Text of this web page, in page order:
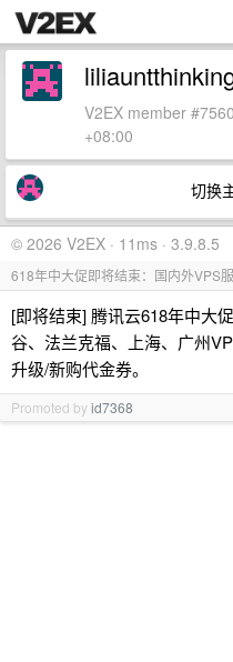
V2EX member
+08:00
切换
© 2026 V2EX · 11ms · 3.9.8.5
618年中大促即将结束：国内外VPS
[即将结束] 腾讯云618年中大
谷、法兰克福、上海、广州
升级/新购代金券。
Promoted byid7368